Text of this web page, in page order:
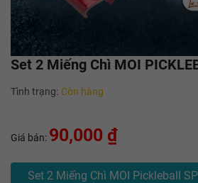
Set 2 Miếng Chì MOI
Tình trạng: Còn hàng
Giá bán: 90,000 ₫
Set 2 Miếng Chì MOI Pickleball